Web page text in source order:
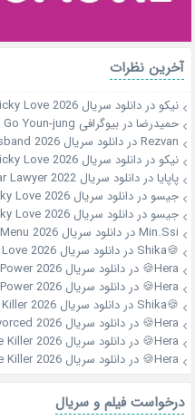
آخرین نظرات
نیکو دردانلود سریال Our Sticky Love 2026
حمیدرضادربیوگرافی Go Youn-jung
Rezvanدردانلود سریال The Husband 2026
نیکو دردانلود سریال Our Sticky Love 2026
پاپایادردانلود سریال One Dollar Lawyer 2022
جیسو دردانلود سریال Our Sticky Love 2026
جیسو دردانلود سریال Our Sticky Love 2026
Min.Ssiدردانلود سریال Love on the Menu 2026
🍪Shika
دردانلود سریال Spooky in Love 2026
Hera🍪
دردانلود سریال Blossoms of Power 2026
Hera🍪
دردانلود سریال Blossoms of Power 2026
🍪Shika
دردانلود سریال A Bona Fide Killer 2026
Hera🍪
دردانلود سریال OK! Let’s Get Divorced 2026
Hera🍪
دردانلود سریال A Bona Fide Killer 2026
Hera🍪
دردانلود سریال A Bona Fide Killer 2026
درخواست فیلم و سریال